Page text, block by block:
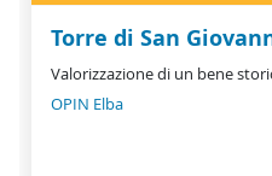
Torre di San
Valorizzazione di un bene
OPIN Elba